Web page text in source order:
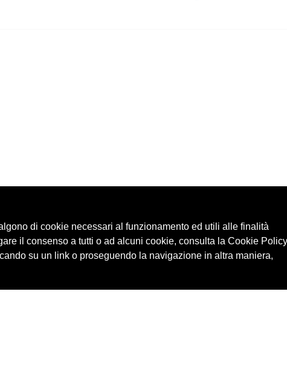
di cookie necessari al funzionamento ed utili alle finalità
il consenso a tutti o ad alcuni cookie, consulta la Cookie
su un link o proseguendo la navigazione in altra maniera,